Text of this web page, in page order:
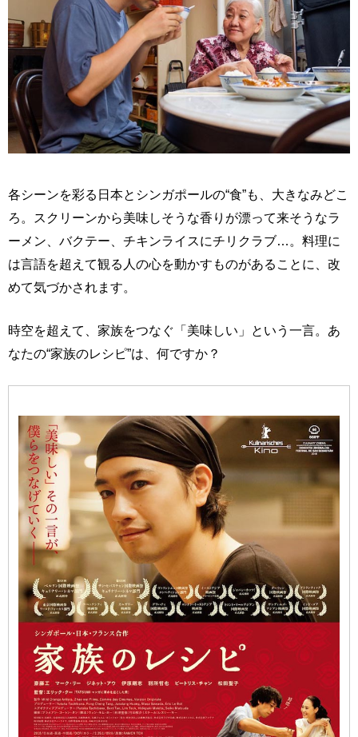
各シーンを彩る日本とシンガポールの“食”も、大きなみどこ
ろ。スクリーンから美味しそうな香りが漂って来そうなラ
ーメン、バクテー、チキンライスにチリクラブ…。料理に
は言語を超えて観る人の心を動かすものがあることに、改
めて気づかされます。
時空を超えて、家族をつなぐ「美味しい」という一言。あ
なたの“家族のレシピ”は、何ですか？